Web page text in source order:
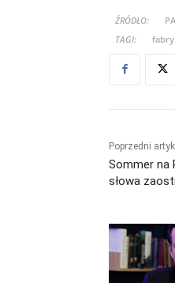
ŹRÓDŁO:
TAGI:
Poprzedni
Sommer na
słowa